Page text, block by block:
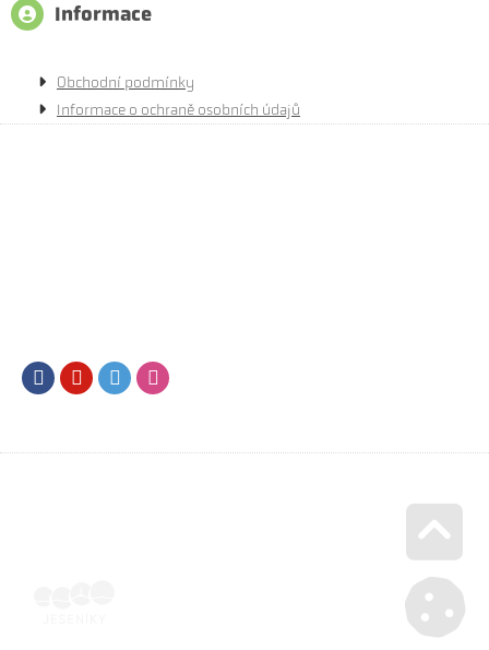
Informace
Obchodní podmínky
Informace o ochraně osobních údajů
FacebookYoutubeTwitter
Go